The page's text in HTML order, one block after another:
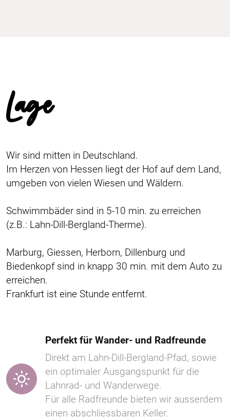
Lage
Wir sind mitten in Deutschland.
Im Herzen von Hessen liegt der Hof auf dem Land,
umgeben von vielen Wiesen und Wäldern.
Schwimmbäder sind in 5-10 min. zu erreichen
(z.B.: Lahn-Dill-Bergland-Therme).
Marburg, Giessen, Herborn, Dillenburg und
Biedenkopf sind in knapp 30 min. mit dem Auto zu
erreichen.
Frankfurt ist eine Stunde entfernt.
Perfekt für Wander- und Radfreunde
Direkt am Lahn-Dill-Bergland-Pfad, sowie
ein optimaler Ausgangspunkt für die
Lahnrad- und Wanderwege.
Für alle Radfreunde bieten wir ausserdem
einen abschliessbaren Keller.